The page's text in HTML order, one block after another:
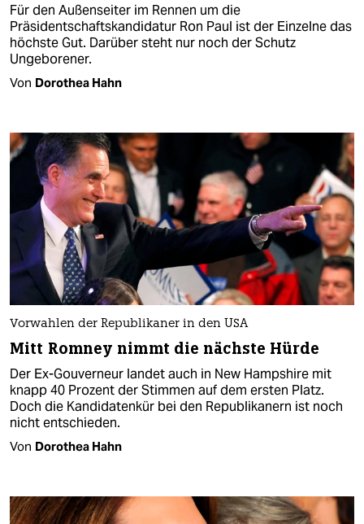
Für den Außenseiter im Rennen um die
Präsidentschaftskandidatur Ron Paul ist der Einzelne das
höchste Gut. Darüber steht nur noch der Schutz
Ungeborener.
Von Dorothea Hahn
Vorwahlen der Republikaner in den USA
Mitt Romney nimmt die nächste Hürde
Der Ex-Gouverneur landet auch in New Hampshire mit
knapp 40 Prozent der Stimmen auf dem ersten Platz.
Doch die Kandidatenkür bei den Republikanern ist noch
nicht entschieden.
Von Dorothea Hahn